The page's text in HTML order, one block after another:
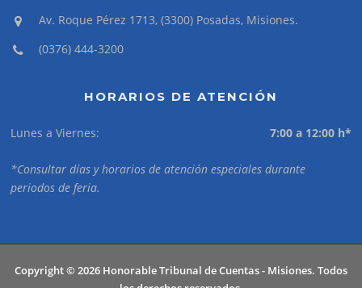
Av. Roque Pérez 1713, (3300) Posadas, Misiones.
(0376) 444-3200
HORARIOS DE ATENCIÓN
Lunes a Viernes: 7:00 a 12:00 h*
*Consultar días y horarios de atención especiales durante
periodos de feria.
Copyright © 2026 Honorable Tribunal de Cuentas - Misiones. Todos